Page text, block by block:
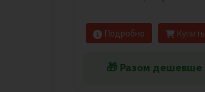
Подробно Купить
🎁 Разом дешевше